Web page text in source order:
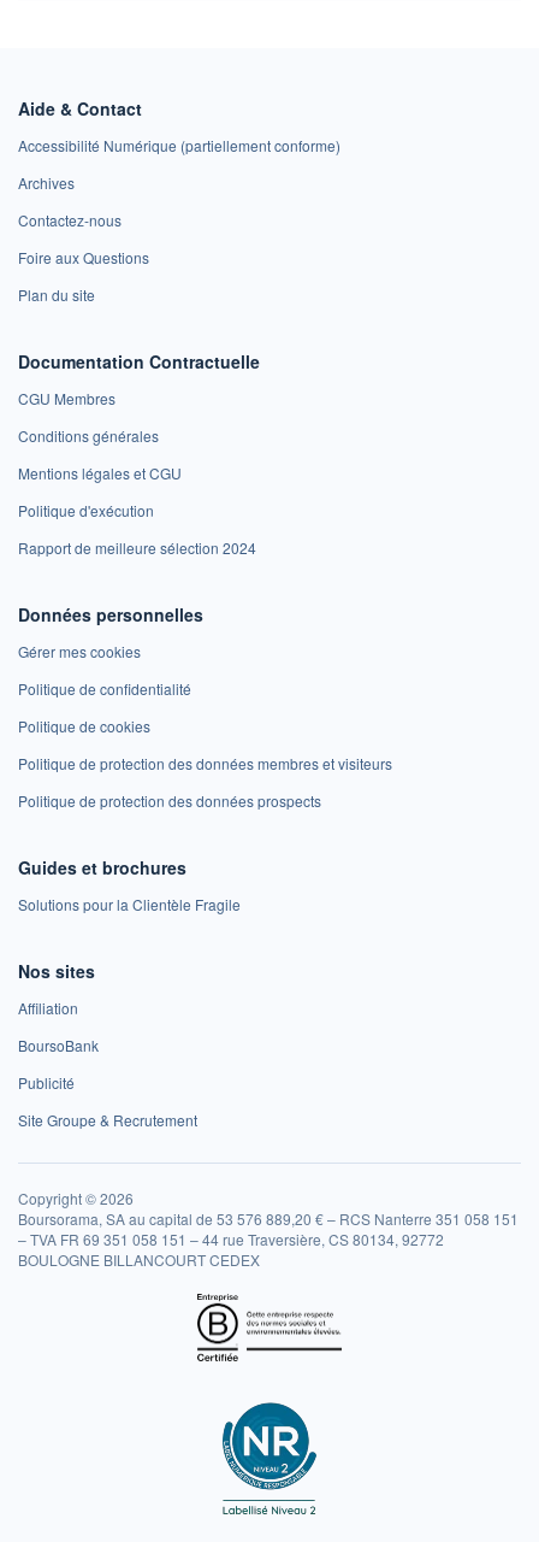
Aide & Contact
Accessibilité Numérique (partiellement conforme)
Archives
Contactez-nous
Foire aux Questions
Plan du site
Documentation Contractuelle
CGU Membres
Conditions générales
Mentions légales et CGU
Politique d'exécution
Rapport de meilleure sélection 2024
Données personnelles
Gérer mes cookies
Politique de confidentialité
Politique de cookies
Politique de protection des données membres et visiteurs
Politique de protection des données prospects
Guides et brochures
Solutions pour la Clientèle Fragile
Nos sites
Affiliation
BoursoBank
Publicité
Site Groupe & Recrutement
Copyright © 2026
Boursorama, SA au capital de 53 576 889,20 € – RCS Nanterre 351 058 151
– TVA FR 69 351 058 151 – 44 rue Traversière, CS 80134, 92772
BOULOGNE BILLANCOURT CEDEX